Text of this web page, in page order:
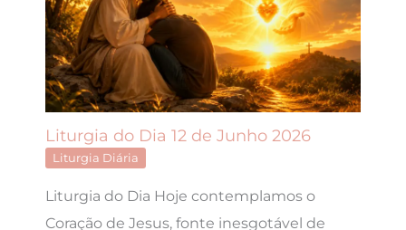
Liturgia do Dia 12 de Junho 2026
Liturgia Diária
Liturgia do Dia Hoje contemplamos o
Coração de Jesus, fonte inesgotável de